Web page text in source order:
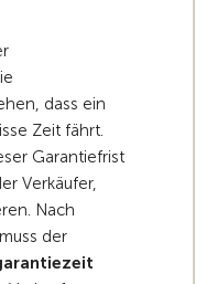
dass ein
Zeit fährt.
Garantiefrist
Verkäufer,
Nach
der